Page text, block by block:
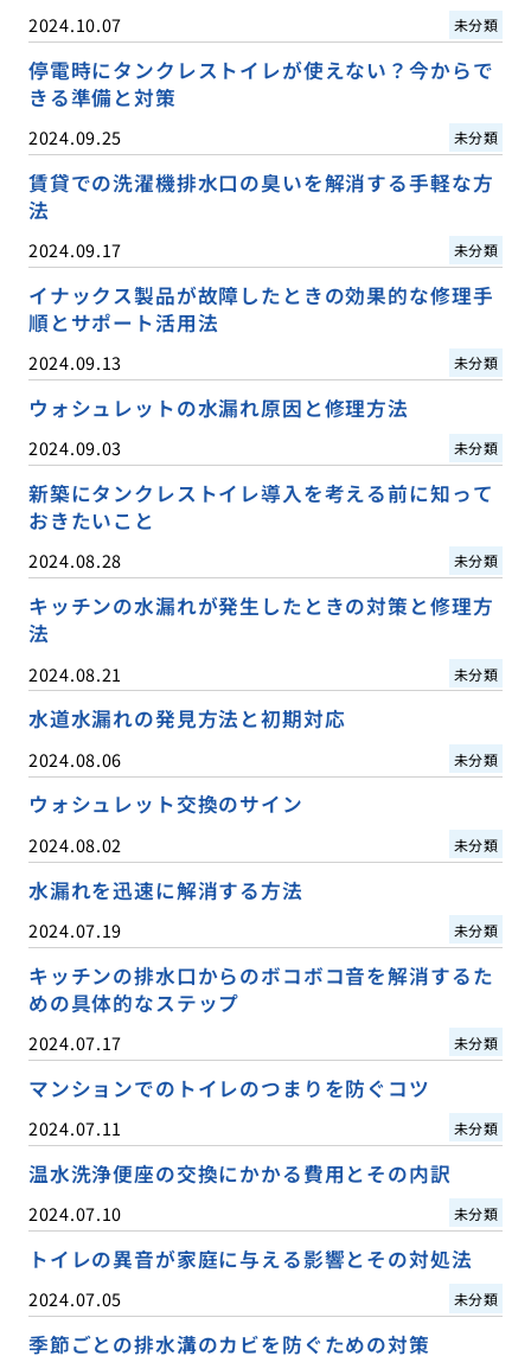
2024.10.07 未分類
停電時にタンクレストイレが使えない？今からで
きる準備と対策
2024.09.25 未分類
賃貸での洗濯機排水口の臭いを解消する手軽な方
法
2024.09.17 未分類
イナックス製品が故障したときの効果的な修理手
順とサポート活用法
2024.09.13 未分類
ウォシュレットの水漏れ原因と修理方法
2024.09.03 未分類
新築にタンクレストイレ導入を考える前に知って
おきたいこと
2024.08.28 未分類
キッチンの水漏れが発生したときの対策と修理方
法
2024.08.21 未分類
水道水漏れの発見方法と初期対応
2024.08.06 未分類
ウォシュレット交換のサイン
2024.08.02 未分類
水漏れを迅速に解消する方法
2024.07.19 未分類
キッチンの排水口からのボコボコ音を解消するた
めの具体的なステップ
2024.07.17 未分類
マンションでのトイレのつまりを防ぐコツ
2024.07.11 未分類
温水洗浄便座の交換にかかる費用とその内訳
2024.07.10 未分類
トイレの異音が家庭に与える影響とその対処法
2024.07.05 未分類
季節ごとの排水溝のカビを防ぐための対策